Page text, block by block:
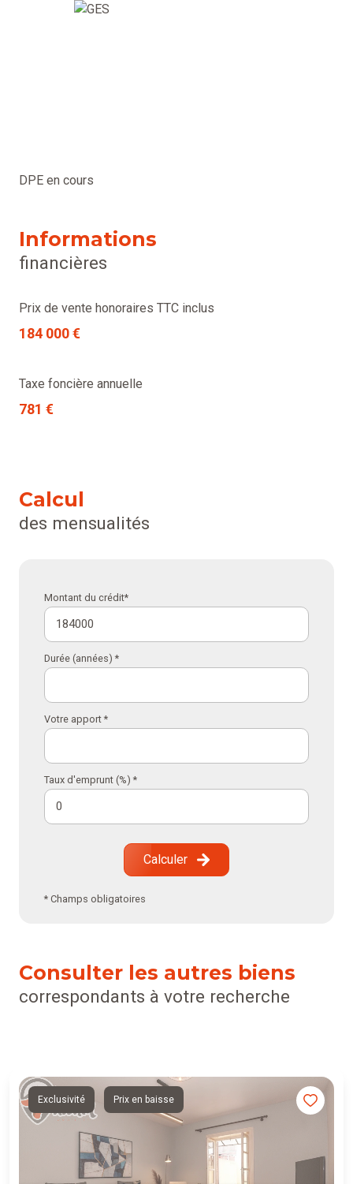
DPE en cours
Informations
financières
Prix de vente honoraires TTC inclus
184 000 €
Taxe foncière annuelle
781 €
Calcul
des mensualités
Montant du crédit*
Durée (années) *
Votre apport *
Taux d'emprunt (%) *
Calculer
* Champs obligatoires
Consulter les autres biens
correspondants à votre recherche
Exclusivité Prix en baisse